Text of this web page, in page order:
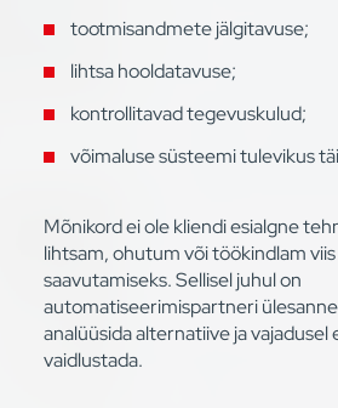
tootmisandmete jälgitavuse;
lihtsa hooldatavuse;
kontrollitavad tegevuskulud;
võimaluse süsteemi tulevikus
Mõnikord ei ole kliendi esialgne
lihtsam, ohutum või töökindlam
saavutamiseks. Sellisel juhul on
automatiseerimispartneri
analüüsida alternatiive ja vajadusel
vaidlustada.